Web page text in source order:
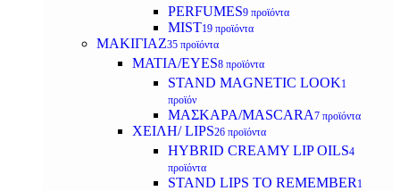
PERFUMES9 προϊόντα
MIST19 προϊόντα
ΜΑΚΙΓΙΑΖ35 προϊόντα
ΜΑΤΙΑ/EYES8 προϊόντα
STAND MAGNETIC LOOK1
προϊόν
ΜΑΣΚΑΡΑ/MASCARA7 προϊόντα
ΧΕΙΛΗ/ LIPS26 προϊόντα
HYBRID CREAMY LIP OILS4
προϊόντα
STAND LIPS TO REMEMBER 1